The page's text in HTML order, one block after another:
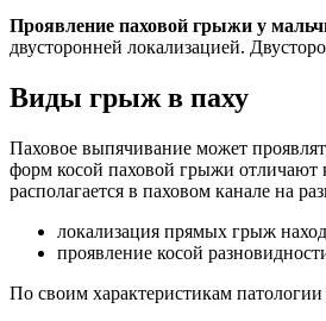
Проявление паховой грыжи у
двусторонней локализацией.
Виды грыж в паху
Паховое выпячивание может
форм косой паховой грыжи отличают
располагается в паховом канале на
локализация прямых грыж
проявление косой
По своим характеристикам